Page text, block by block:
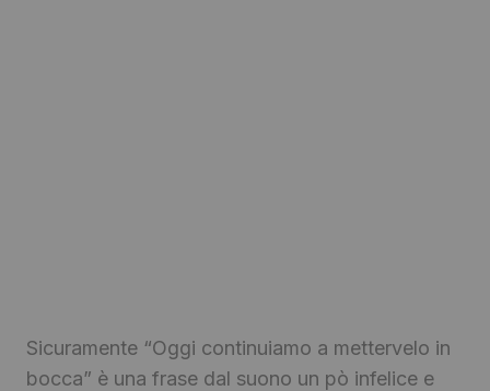
Sicuramente “Oggi continuiamo a mettervelo in
bocca” è una frase dal suono un pò infelice e